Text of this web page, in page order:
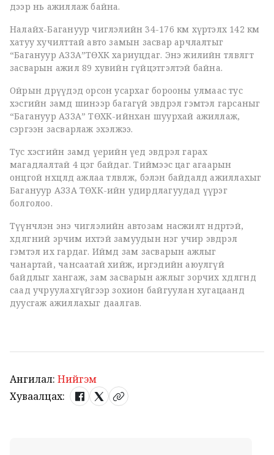
дээр нь ажиллаж байна.
Налайх-Багануур чиглэлийн 34-176 км хүртэлх 142 км
хатуу хучилттай авто замын засвар арчлалтыг
“Багануур АЗЗА”ТӨХК хариуцдаг. Энэ жилийн төлөвлөгөөт
засварын ажил 89 хувийн гүйцэтгэлтэй байна.
Ойрын өдрүүдэд орсон усархаг борооны улмаас тус
хэсгийн замд шинээр багагүй эвдрэл гэмтэл гарсаныг
“Багануур АЗЗА” ТӨХК-ийнхан шуурхай ажиллаж,
сэргээн засварлаж эхэлжээ.
Тус хэсгийн замд үерийн үед эвдрэл гарах
магадлалтай 4 цэг байдаг. Тиймээс цаг агаарын
онцгой нөхцөлд ажлаа төлөвлөж, бэлэн байдалд ажиллахыг
Багануур АЗЗА ТӨХК-ийн удирдлагуудад үүрэг
болголоо.
Түүнчлэн энэ чиглэлийн автозам насжилт өндөртэй,
хөдөлгөөний эрчим ихтэй замуудын нэг учир эвдрэл
гэмтэл их гардаг. Иймд зам засварын ажлыг
чанартай, чансаатай хийж, иргэдийн аюулгүй
байдлыг хангаж, зам засварын ажлыг зорчих хөдөлгөөнд
саад учруулахгүйгээр зохион байгуулан хугацаанд
дуусгаж ажиллахыг даалгав.
Ангилал: Нийгэм
Хуваалцах: